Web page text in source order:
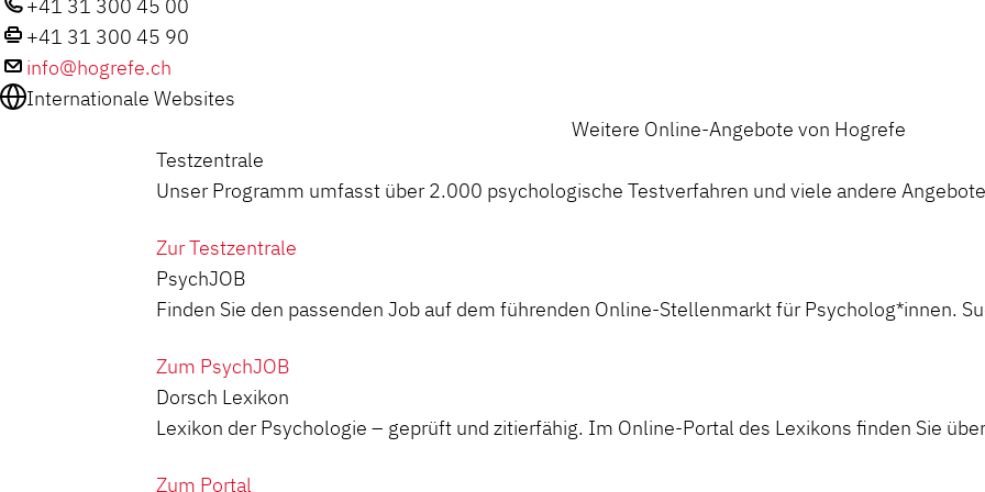
+41 31 300 45 00
+41 31 300 45 90
info@hogrefe.ch
Internationale Websites
Weitere Online-Angebote von Hogrefe
Testzentrale
Unser Programm umfasst über 2.000 psychologische Testverfahren und viele andere
Zur Testzentrale
PsychJOB
Finden Sie den passenden Job auf dem führenden Online-Stellenmarkt für Psycholog*innen.
Zum PsychJOB
Dorsch Lexikon
Lexikon der Psychologie – geprüft und zitierfähig. Im Online-Portal des Lexikons finden Sie
Zum Portal